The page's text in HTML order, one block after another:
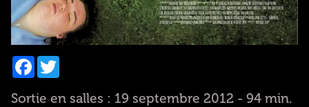
Facebook
Twitter
Sortie en salles : 19 septembre 2012 - 94 min.